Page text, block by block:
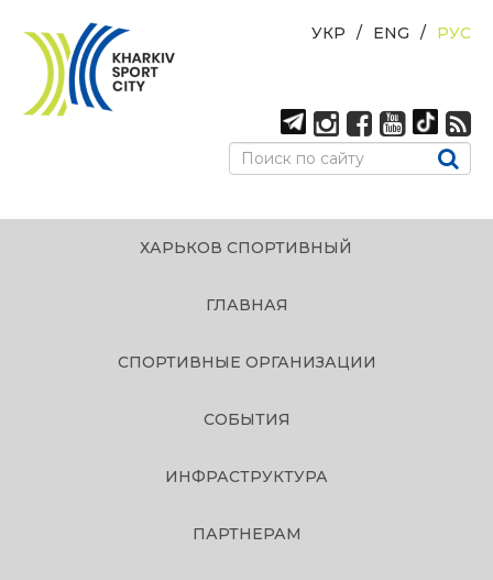
РУС
ENG
УКР
ХАРЬКОВ СПОРТИВНЫЙ
ГЛАВНАЯ
СПОРТИВНЫЕ ОРГАНИЗАЦИИ
СОБЫТИЯ
ИНФРАСТРУКТУРА
ПАРТНЕРАМ